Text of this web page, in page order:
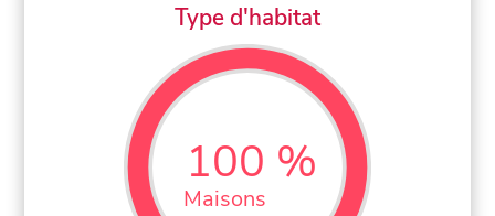
Type d'habitat
100 %
Maisons